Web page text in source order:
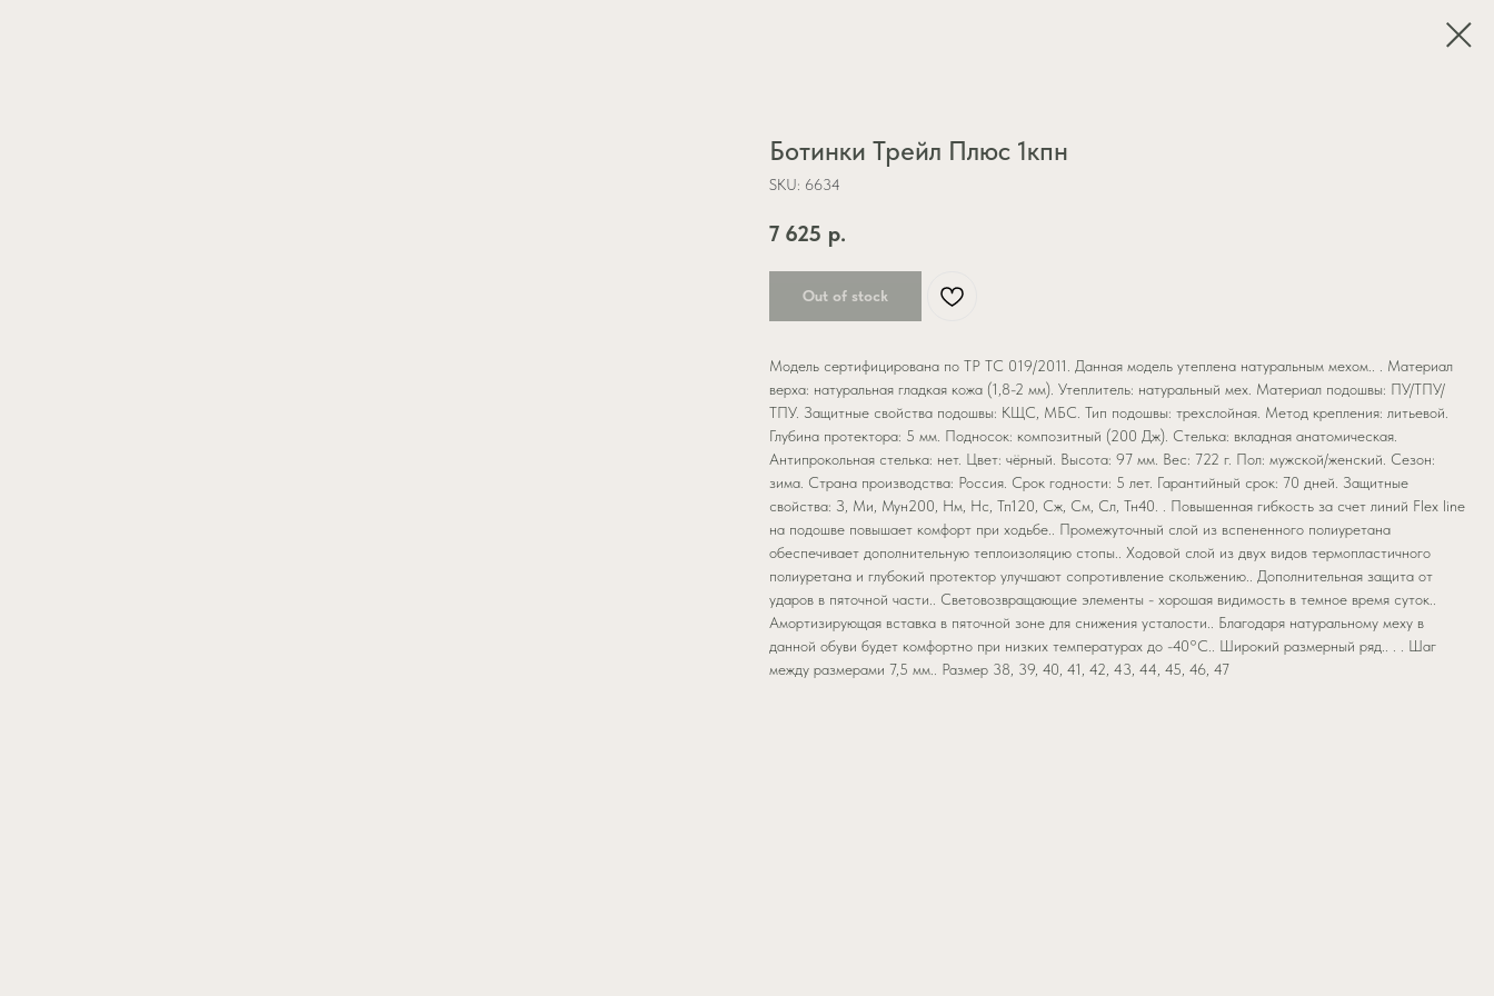
Ботинки Трейл Плюс 1кпн
SKU: 6634
7 625 р.
Out of stock
Модель сертифицирована по ТР ТС 019/2011. Данная модель утеплена натуральным мехом.. . Материал
верха: натуральная гладкая кожа (1,8-2 мм). Утеплитель: натуральный мех. Материал подошвы: ПУ/ТПУ/
ТПУ. Защитные свойства подошвы: КЩС, МБС. Тип подошвы: трехслойная. Метод крепления: литьевой.
Глубина протектора: 5 мм. Подносок: композитный (200 Дж). Стелька: вкладная анатомическая.
Антипрокольная стелька: нет. Цвет: чёрный. Высота: 97 мм. Вес: 722 г. Пол: мужской/женский. Сезон:
зима. Страна производства: Россия. Срок годности: 5 лет. Гарантийный срок: 70 дней. Защитные
свойства: З, Ми, Мун200, Нм, Нс, Тп120, Сж, См, Сл, Тн40. . Повышенная гибкость за счет линий Flex line
на подошве повышает комфорт при ходьбе.. Промежуточный слой из вспененного полиуретана
обеспечивает дополнительную теплоизоляцию стопы.. Ходовой слой из двух видов термопластичного
полиуретана и глубокий протектор улучшают сопротивление скольжению.. Дополнительная защита от
ударов в пяточной части.. Световозвращающие элементы - хорошая видимость в темное время суток..
Амортизирующая вставка в пяточной зоне для снижения усталости.. Благодаря натуральному меху в
данной обуви будет комфортно при низких температурах до -40°С.. Широкий размерный ряд.. . . Шаг
между размерами 7,5 мм.. Размер 38, 39, 40, 41, 42, 43, 44, 45, 46, 47